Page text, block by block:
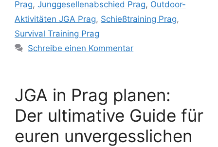
Prag, Junggesellenabschied Prag, Outdoor-
Aktivitäten JGA Prag, Schießtraining Prag,
Survival Training Prag
Schreibe einen Kommentar
JGA in Prag planen:
Der ultimative Guide für
euren unvergesslichen